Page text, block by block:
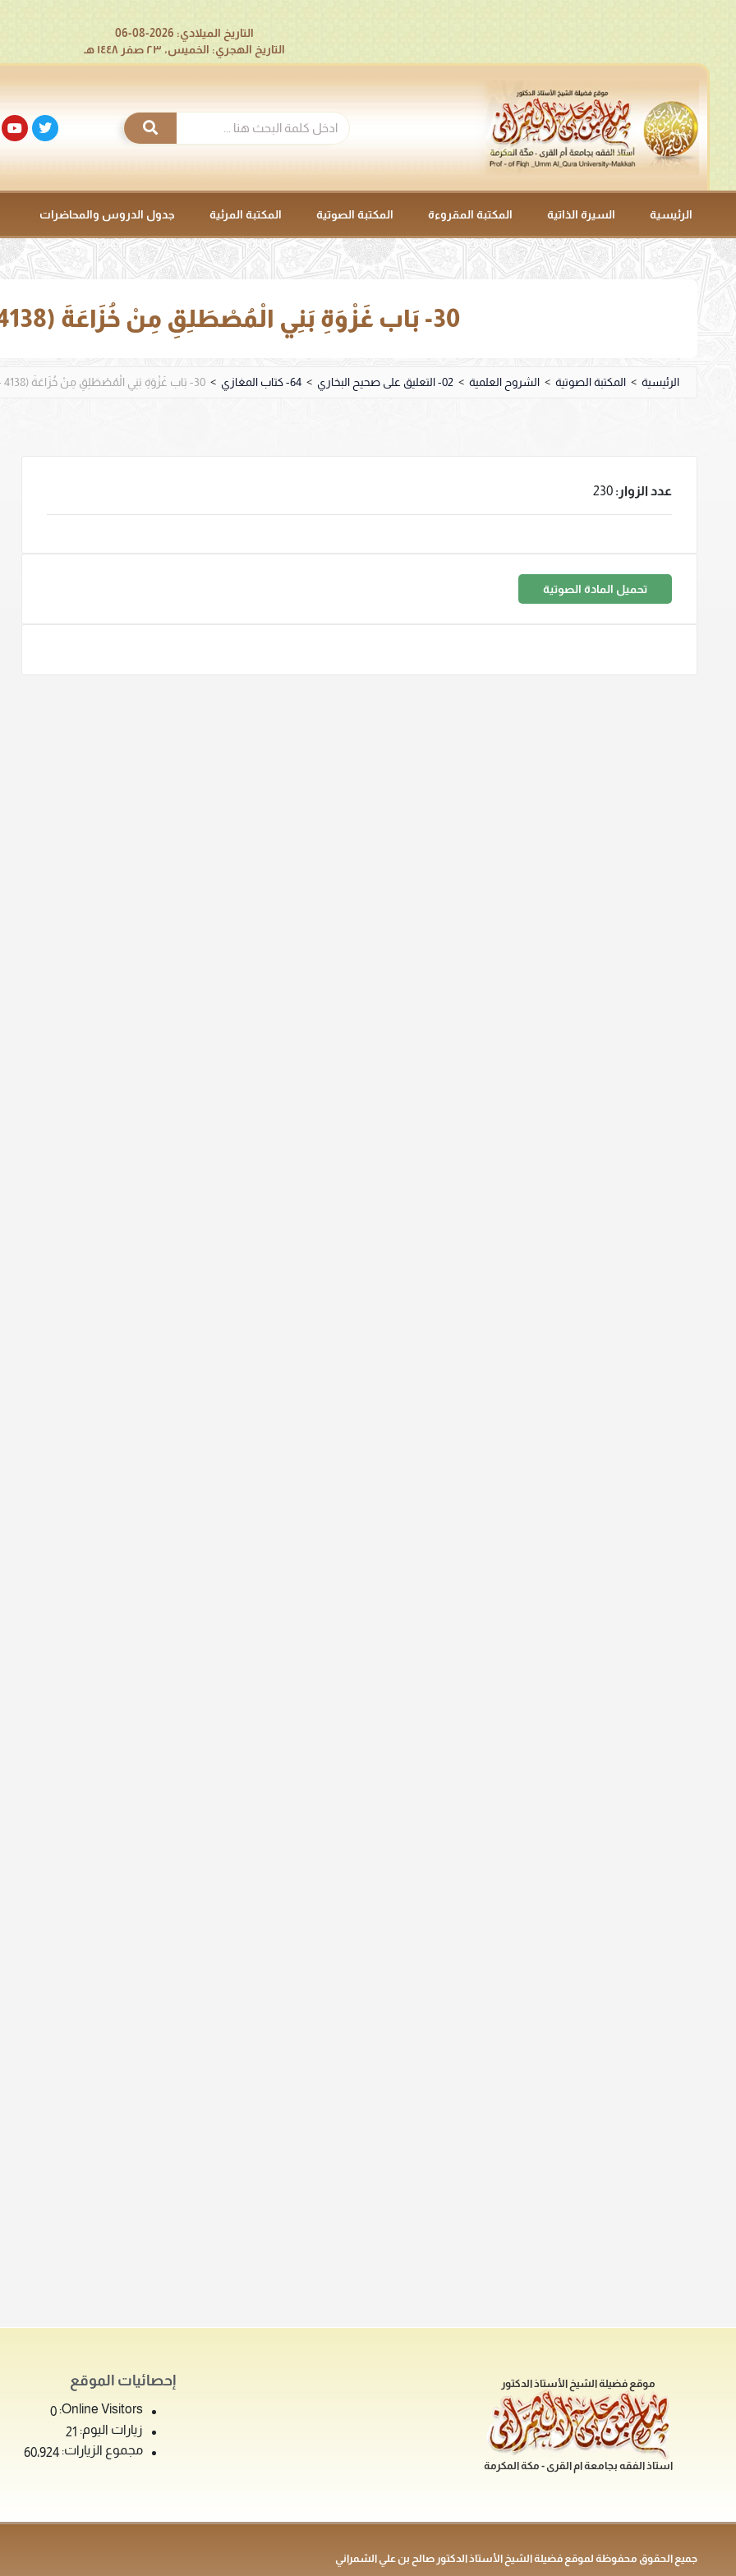
التاريخ الميلادي: 2026-08-06
التاريخ الهجري: الخميس، ٢٣ صفر ١٤٤٨ هـ
الرئيسية السيرة الذاتية المكتبة المقروءة المكتبة الصوتية المكتبة المرئية جدول الدروس والمحاضرات
30- بَاب غَزْوَةِ بَنِي الْمُصْطَلِقِ مِنْ خُزَاعَةَ (4138 – 4140).
الرئيسية > المكتبة الصوتية > الشروح العلمية > 02- التعليق على صحيح البخاري > 64- كتاب المغازي > 30- بَاب غَزْوَةِ بَنِي الْمُصْطَلِقِ مِنْ خُزَاعَةَ (4138 – 4140).
عدد الزوار: 230
تحميل المادة الصوتية
موقع فضيلة الشيخ الأستاذ الدكتور
استاذ الفقه بجامعة ام القرى - مكة المكرمة
إحصائيات الموقع
Online Visitors:
0
زيارات اليوم: 21
مجموع الزيارات: 60٬924
جميع الحقوق محفوظة لموقع فضيلة الشيخ الأستاذ الدكتور صالح بن علي الشمراني